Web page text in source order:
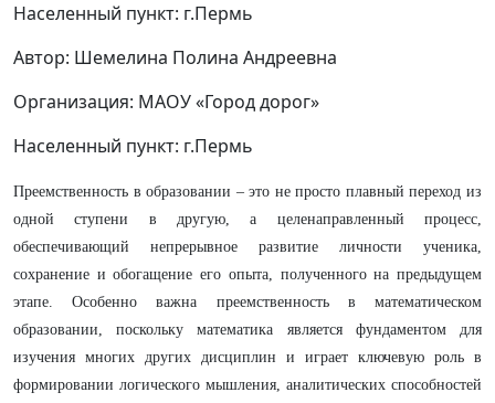
Населенный пункт: г.Пермь
Автор: Шемелина Полина Андреевна
Организация: МАОУ «Город дорог»
Населенный пункт: г.Пермь
Преемственность в образовании – это не просто плавный переход из
одной ступени в другую, а целенаправленный процесс,
обеспечивающий непрерывное развитие личности ученика,
сохранение и обогащение его опыта, полученного на предыдущем
этапе. Особенно важна преемственность в математическом
образовании, поскольку математика является фундаментом для
изучения многих других дисциплин и играет ключевую роль в
формировании логического мышления, аналитических способностей